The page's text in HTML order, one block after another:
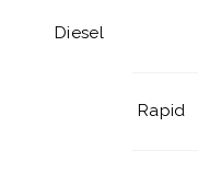
Diesel
Rapid